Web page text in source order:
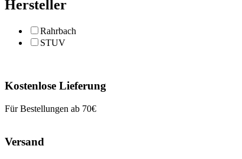
Hersteller
Rahrbach
STUV
Kostenlose Lieferung
Für Bestellungen ab 70€
Versand